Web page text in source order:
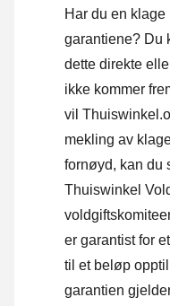
Har du en
garantiene? Du
dette direkte
ikke kommer
vil
mekling av
fornøyd, kan du
Thuiswinkel
er garantist for
til et beløp
garantien